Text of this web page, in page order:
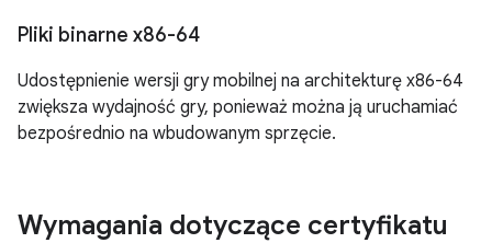
Pliki binarne x86-64
Udostępnienie wersji gry mobilnej na architekturę x86-64
zwiększa wydajność gry, ponieważ można ją uruchamiać
bezpośrednio na wbudowanym sprzęcie.
Wymagania dotyczące certyfikatu